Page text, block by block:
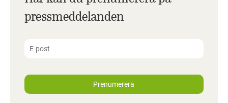
pressmeddelanden
Prenumerera